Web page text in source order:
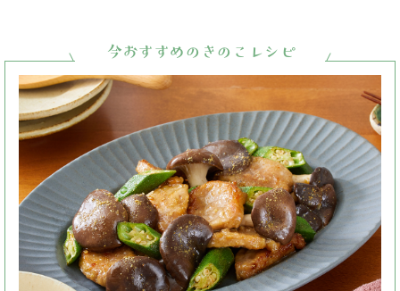
今おすすめのきのこレシピ